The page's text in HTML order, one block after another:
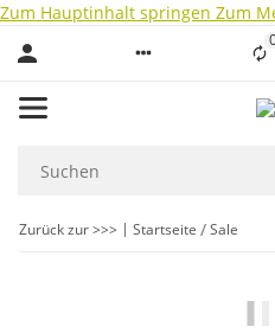
Zum Hauptinhalt springen Zum
Zurück zur >>> Startseite Sale